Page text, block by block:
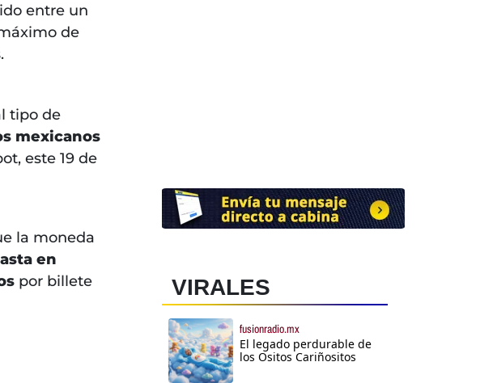
entre un
de
tipo de
mexicanos
este 19 de
la moneda
en
por billete
VIRALES
fusionradio.mx
El legado perdurable de
los Ositos Cariñositos